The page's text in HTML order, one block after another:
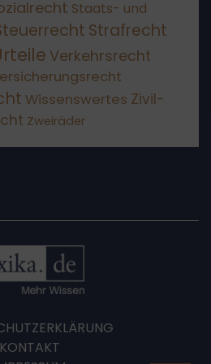
Staats- und
Strafrecht
Verkehrsrecht
Wissenswertes Zivil-
Zweiräder
KONTAKT